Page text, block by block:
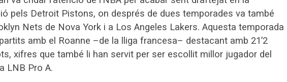
pels Detroit Pistons, on després de dues temporades va també
Nets de Nova York i a Los Angeles Lakers. Aquesta temporada
amb el Roanne –de la lliga francesa– destacant amb 21’2
xifres que també li han servit per ser escollit millor jugador del
LNB Pro A.